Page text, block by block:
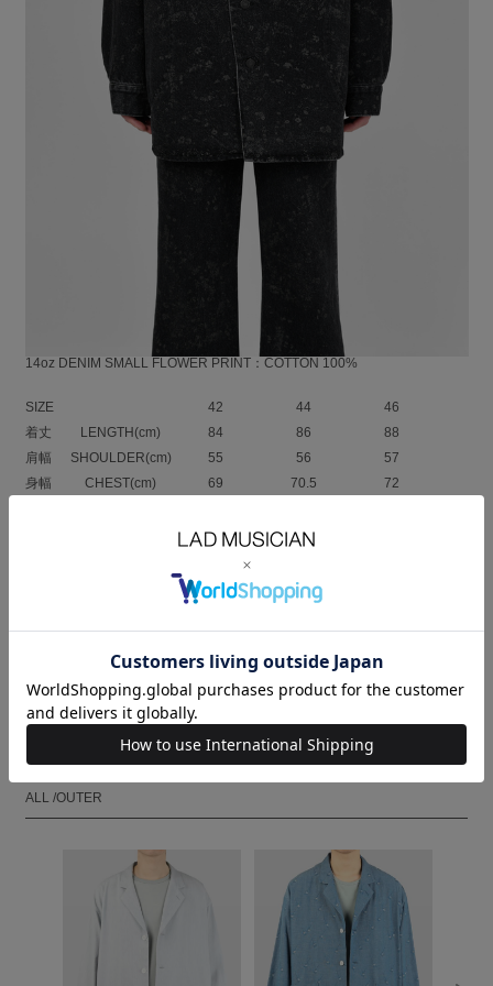
スモールフラワー柄の14ozデニム素材を使用したシャツジャケット。
例年のデニム素材より厚手で、より丈夫なしっかりとした着心地です。
80年代のデニムをリプロダクトした素材で、スッキリとした表情とドライ
なタッチが特徴です。
2021S/Sコレクションでの小花柄を色目を変えてリバイバルした総柄プリ
ライダースのディテールをアレンジしたロング丈のシャツジャケットで
オーバーシルエットなので、インナー次第で羽織として着回しの広がるア
LAD刻印入りターンテーブル型ボタン
LAD刻印入りリベット
14oz DENIM SMALL FLOWER PRINT：COTTON 100%
SIZE 42 44
46
着丈
LENGTH(cm) 84 86
88
肩幅
SHOULDER(cm) 55 56
57
身幅
CHEST(cm) 69 70.5
72
MODEL：HEIGHT 180cm SIZE 46
試着する
ALL /OUTER